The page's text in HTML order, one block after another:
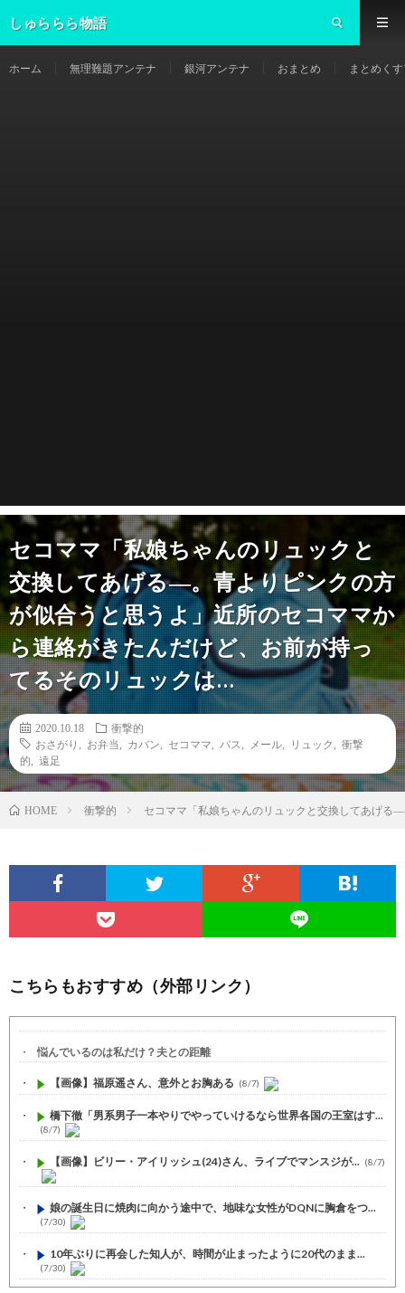
しゅららら物語
ホーム 無理難題アンテナ 銀河アンテナ おまとめ まとめく
セコママ「私娘ちゃんのリュックと
交換してあげる―。青よりピンクの方
が似合うと思うよ」近所のセコママか
ら連絡がきたんだけど、お前が持っ
てるそのリュックは…
2020.10.18
衝撃的
おさがり
お弁当 カバン セコママ バス メール リュック
衝撃
的
遠足
HOME 衝撃的 セコママ「私娘ちゃんのリュックと交換してあげる
こちらもおすすめ（外部リンク）
悩んでいるのは私だけ？夫との距離
【画像】福原遥さん、意外とお胸ある (8/7)
橋下徹「男系男子一本やりでやっていけるなら世界各国の王室はす...
(8/7)
【画像】ビリー・アイリッシュ(24)さん、ライブでマンスジが... (8/7)
娘の誕生日に焼肉に向かう途中で、地味な女性がDQNに胸倉をつ...
(7/30)
10年ぶりに再会した知人が、時間が止まったように20代のまま...
(7/30)